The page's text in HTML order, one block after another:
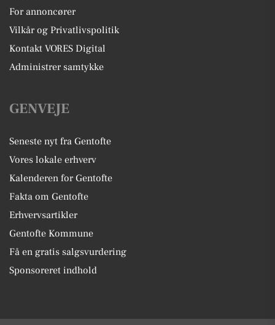
For annoncører
Vilkår og Privatlivspolitik
Kontakt VORES Digital
Administrer samtykke
GENVEJE
Seneste nyt fra Gentofte
Vores lokale erhverv
Kalenderen for Gentofte
Fakta om Gentofte
Erhvervsartikler
Gentofte Kommune
Få en gratis salgsvurdering
Sponsoreret indhold